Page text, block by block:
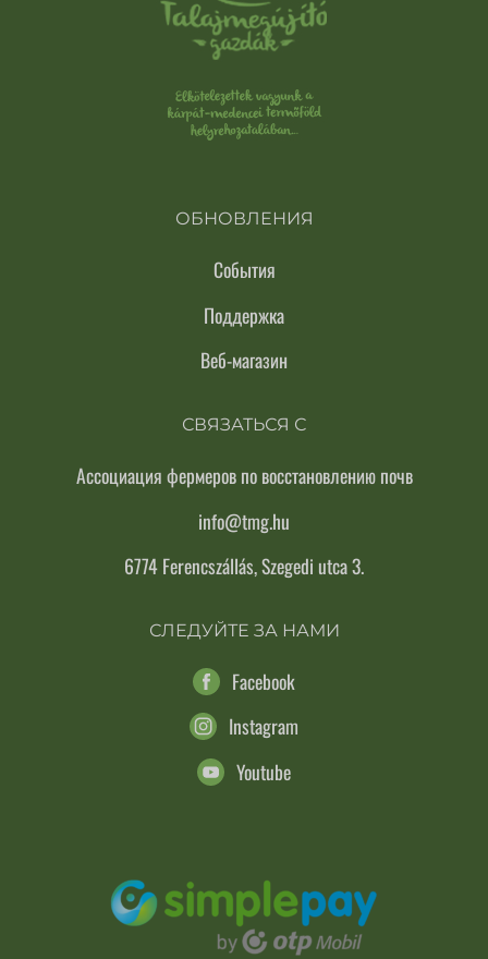
ОБНОВЛЕНИЯ
События
Поддержка
Веб-магазин
СВЯЗАТЬСЯ С
Ассоциация фермеров по восстановлению почв
info@tmg.hu
6774 Ferencszállás, Szegedi utca 3.
СЛЕДУЙТЕ ЗА НАМИ
Facebook
Instagram
Youtube